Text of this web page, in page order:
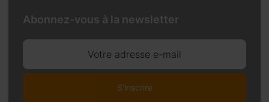
Abonnez-vous à la newsletter
Votre adresse e-mail
S'inscrire